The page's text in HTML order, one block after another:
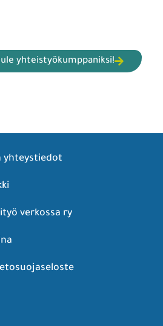
yhteistyökumppaniksi!
yhteystiedot
verkossa ry